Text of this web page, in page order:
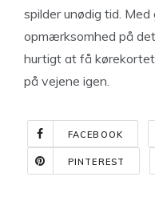
spilder unødig tid.
opmærksomhed på
hurtigt at få
på vejene igen.
FACEBOOK
PINTEREST